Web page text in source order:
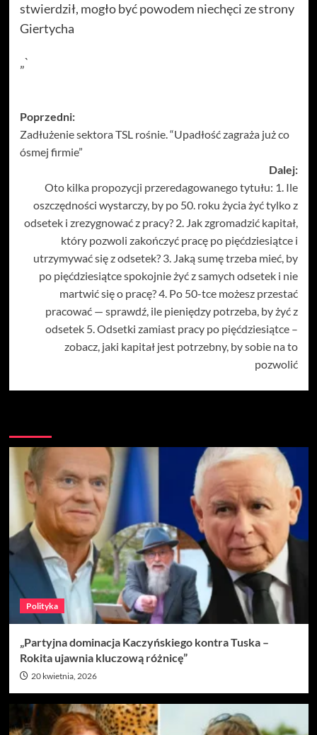
stwierdził, mogło być powodem niechęci ze strony
Giertycha
„`
Zobacz
wpisy
Poprzedni:
Zadłużenie sektora TSL rośnie. “Upadłość zagraża już co
ósmej firmie”
Dalej:
Oto kilka propozycji przeredagowanego tytułu: 1. Ile
oszczędności wystarczy, by po 50. roku życia żyć tylko z
odsetek i zrezygnować z pracy? 2. Jak zgromadzić kapitał,
który pozwoli zakończyć pracę po pięćdziesiątce i
utrzymywać się z odsetek? 3. Jaką sumę trzeba mieć, by
po pięćdziesiątce spokojnie żyć z samych odsetek i nie
martwić się o pracę? 4. Po 50-tce możesz przestać
pracować — sprawdź, ile pieniędzy potrzeba, by żyć z
odsetek 5. Odsetki zamiast pracy po pięćdziesiątce –
zobacz, jaki kapitał jest potrzebny, by sobie na to
pozwolić
Polityka
„Partyjna dominacja Kaczyńskiego kontra Tuska –
Rokita ujawnia kluczową różnicę”
20 kwietnia, 2026